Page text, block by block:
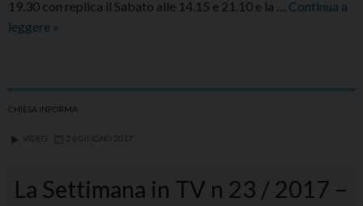
19.30 con replica il Sabato alle 14.15 e 21.10 e la … Continua a
leggere AAA.
SETTIMANA
TV:
puntata
»
CHIESA INFORMA
VIDEO 26 GIUGNO 2017
La Settimana in TV n 23 / 2017 –